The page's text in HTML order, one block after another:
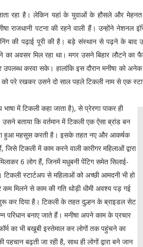
रहा है। लेकिन यहां के युवाओं के हौसले और मेहनत
राजधानी पटना की रहने वाली हैं। उन्होंने
की पढ़ाई पूरी की है। बड़े संस्थान से पढ़ने के
अवसर मिल रहा था। मगर उसने बिहार लौटने का
करवा सके। हालांकि इस दौरान मनीषा को अनेक
को परे रखकर उसने दो साल पहले टिकली नाम से एक
में टिकली कहा जाता है), से प्रेरणा पाकर ही
बताया कि वर्तमान में टिकली एक ऐसा ब्रांड बन
हुआ महसूस करती है। इसके तहत नए और आकर्षक
टिकली में काम करने वाली कारीगर महिलाओं द्वारा
6 लोग हैं, जिनमें मधुबनी पेंटिग समेत सिलाई-
टिकली स्टार्टअप से महिलाओं को अच्छी आमदनी भी हो
कम मिलने से काम की गति थोड़ी धीमी अवश्य पड़ गई
शुरू कर दिया है। टिकली के तहत दुल्हन के ब्राइडल सेट
परिधान बनाए जाते हैं। मनीषा अपने काम के प्रचार
का भी बखूबी इस्तेमाल कर लोगों तक पहुंचने का
बढ़ती जा रही है, साथ ही लोगों द्वारा बने जान